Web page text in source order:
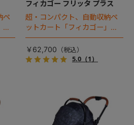
ペ
に
フィカゴー フリッタ プラス
超・コンパクト、自動収納ペ
ットカート「フィカゴー」に
キャビン着脱タイプが新登
場！
￥62,700
5.0（1）